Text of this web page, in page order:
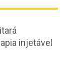
injetável